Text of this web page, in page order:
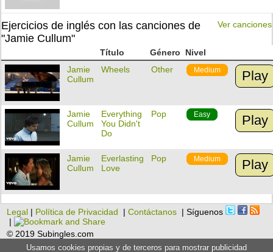
Ver canciones
Ejercicios de inglés con las canciones de
"Jamie Cullum"
Título Género
Nivel
Jamie
Cullum
Wheels Other Medium Play
Jamie
Cullum
Everything
You Didn't
Do
Pop Easy Play
Jamie
Cullum
Everlasting
Love
Pop Medium Play
Legal | Política de Privacidad |Contáctanos | Síguenos
|
© 2019 Subingles.com
Usamos cookies propias y de terceros para mostrar publicidad